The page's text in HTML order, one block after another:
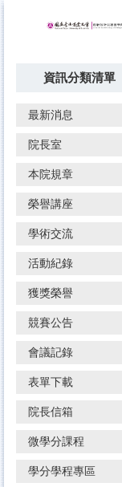
資訊分類清單
最新消息
院長室
本院規章
榮譽講座
學術交流
活動紀錄
獲獎榮譽
競賽公告
會議記錄
表單下載
院長信箱
微學分課程
學分學程專區